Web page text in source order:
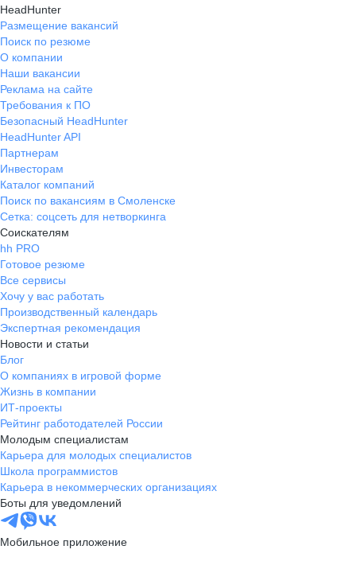
HeadHunter
Размещение вакансий
Поиск по резюме
О компании
Наши вакансии
Реклама на сайте
Требования к ПО
Безопасный HeadHunter
HeadHunter API
Партнерам
Инвесторам
Каталог компаний
Поиск по вакансиям в Смоленске
Сетка: соцсеть для нетворкинга
Соискателям
hh PRO
Готовое резюме
Все сервисы
Хочу у вас работать
Производственный календарь
Экспертная рекомендация
Новости и статьи
Блог
О компаниях в игровой форме
Жизнь в компании
ИТ-проекты
Рейтинг работодателей России
Молодым специалистам
Карьера для молодых специалистов
Школа программистов
Карьера в некоммерческих организациях
Боты для уведомлений
Мобильное приложение